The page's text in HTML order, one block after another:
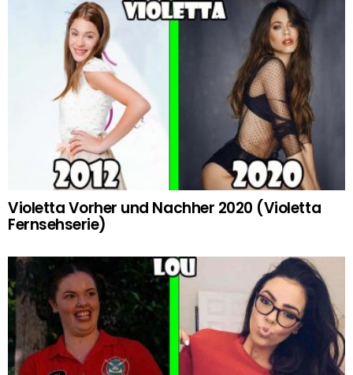
Violetta Vorher und Nachher 2020 (Violetta
Fernsehserie)